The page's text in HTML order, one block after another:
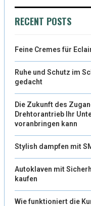
RECENT POSTS
Feine Cremes für
Ruhe und Schutz im
gedacht
Die Zukunft des
Drehtorantrieb Ihr
voranbringen kann
Stylish dampfen mit
Autoklaven mit
kaufen
Wie funktioniert die